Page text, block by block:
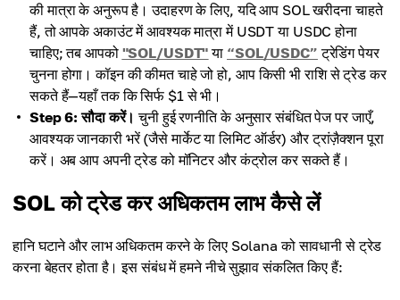
की मात्रा के अनुरूप है। उदाहरण के लिए, यदि आप SOL खरीदना चाहते
हैं, तो आपके अकाउंट में आवश्यक मात्रा में USDT या USDC होना
चाहिए; तब आपको "SOL/USDT"या “SOL/USDC” ट्रेडिंग पेयर
चुनना होगा। कॉइन की कीमत चाहे जो हो, आप किसी भी राशि से ट्रेड कर
सकते हैं—यहाँ तक कि सिर्फ $1 से भी।
Step 6: सौदा करें। चुनी हुई रणनीति के अनुसार संबंधित पेज पर जाएँ,
आवश्यक जानकारी भरें (जैसे मार्केट या लिमिट ऑर्डर) और ट्रांज़ैक्शन पूरा
करें। अब आप अपनी ट्रेड को मॉनिटर और कंट्रोल कर सकते हैं।
SOL को ट्रेड कर अधिकतम लाभ कैसे लें
हानि घटाने और लाभ अधिकतम करने के लिए Solana को सावधानी से ट्रेड
करना बेहतर होता है। इस संबंध में हमने नीचे सुझाव संकलित किए हैं: